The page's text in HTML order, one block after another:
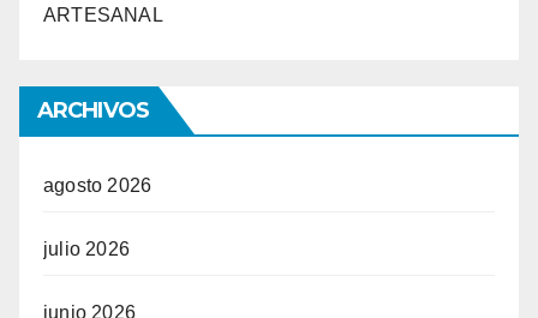
ARTESANAL
ARCHIVOS
agosto 2026
julio 2026
junio 2026